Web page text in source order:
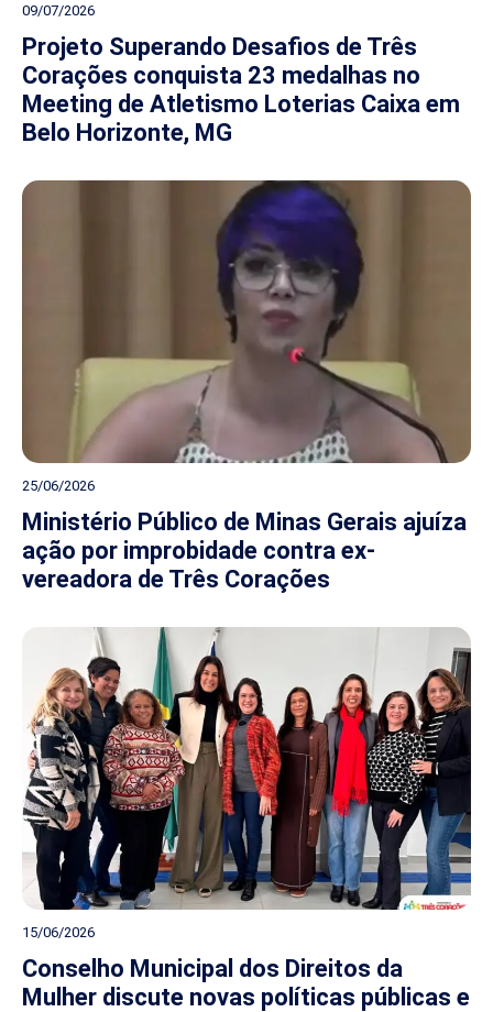
09/07/2026
Projeto Superando Desafios de Três
Corações conquista 23 medalhas no
Meeting de Atletismo Loterias Caixa em
Belo Horizonte, MG
25/06/2026
Ministério Público de Minas Gerais ajuíza
ação por improbidade contra ex-
vereadora de Três Corações
15/06/2026
Conselho Municipal dos Direitos da
Mulher discute novas políticas públicas e